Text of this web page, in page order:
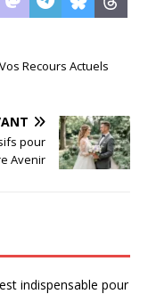
Recours Actuels
pour
Avenir
indispensable pour